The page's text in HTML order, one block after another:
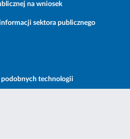
na wniosek
sektora publicznego
podobnych technologii